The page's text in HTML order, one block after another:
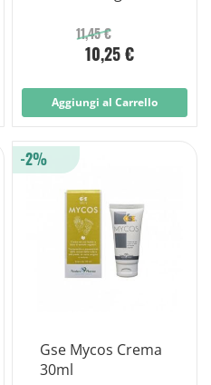
Ciclopiroxolamina
11,45 €
10,25 €
Aggiungi al Carrello
Gse Mycos Crema
30ml
-2%